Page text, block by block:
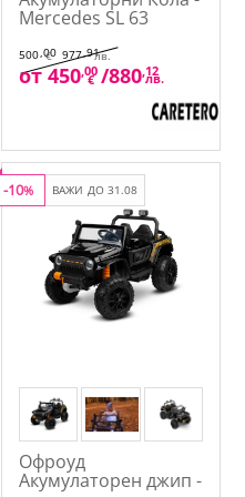
Mercedes SL 63
500,00
€ 977,91лв.
от450,00
€ /880,12
лв.
ВАЖИ ДО 31.08
-10%
Офроуд
Акумулаторен джип -